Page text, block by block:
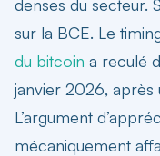
denses du secteur.
sur la BCE. Le
du bitcoin a reculé
janvier 2026,
L’argument
mécaniquement